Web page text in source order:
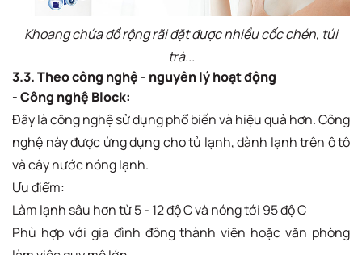
Khoang chứa đồ rộng rãi đặt được nhiều cốc chén, túi
trà...
3.3. Theo công nghệ - nguyên lý hoạt động
- Công nghệ Block:
Đây là công nghệ sử dụng phổ biến và hiệu quả hơn. Công
nghệ này được ứng dụng cho tủ lạnh, dành lạnh trên ô tô
và cây nước nóng lạnh.
Ưu điểm:
Làm lạnh sâu hơn từ 5 - 12 độ C và nóng tới 95 độ C
Phù hợp với gia đình đông thành viên hoặc văn phòng